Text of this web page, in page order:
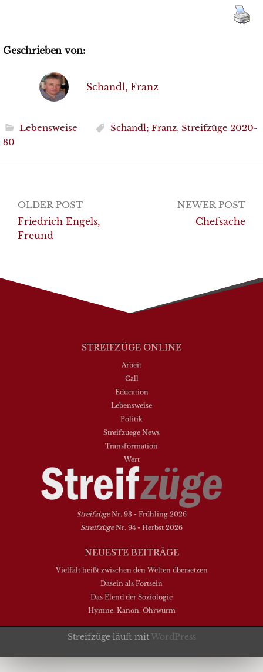
Geschrieben von:
Schandl, Franz
Lebensweise Schandl; Franz, Streifzüge 2020-
80
Post
navigation
OLDER POST
Friedrich Engels,
Freund
NEWER POST
Chefsache
STREIFZÜGE ONLINE
Arbeit
Call
Education
Lebensweise
Politik
Streifzuege News
Transformation
Wert
StreifzügeNr. 93 - Frühling 2026
StreifzügeNr. 94 - Herbst 2026
NEUESTE BEITRÄGE
Vielfalt heißt zwischen den Welten übersetzen
Dasein als Fortsein
Das Elend der Soziologie
Hymne. Kanon. Ohrwurm
Streifzüge läuft mitWordPress